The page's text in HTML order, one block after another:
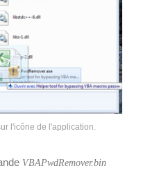
l'icône de l'application.
VBAPwdRemover.bin